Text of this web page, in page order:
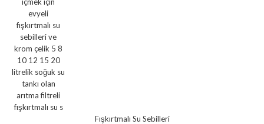
Fışkırtmalı Su Sebilleri